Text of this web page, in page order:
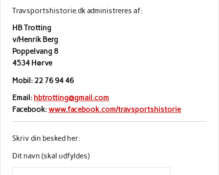
Travsportshistorie.dk administreres af:
HB Trotting
v/Henrik Berg
Poppelvang 8
4534 Hørve
Mobil: 22 76 94 46
Email: hbtrotting@gmail.com
Facebook:www.facebook.com/travsportshistorie
Skriv din besked her:
Dit navn (skal udfyldes)